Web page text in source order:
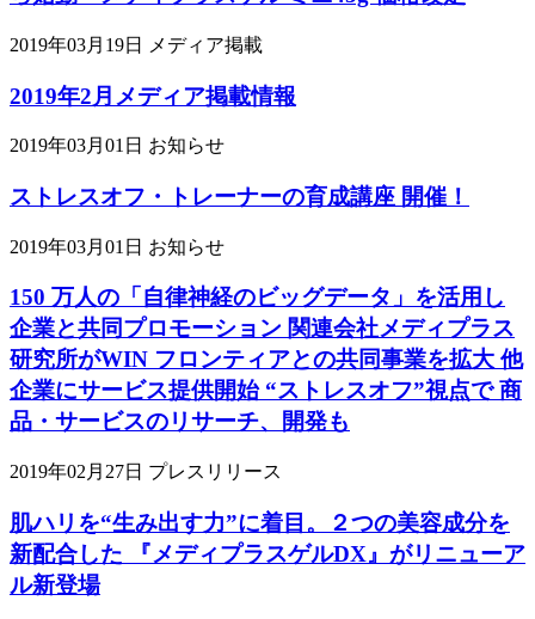
2019年03月19日 メディア掲載
2019年2月メディア掲載情報
2019年03月01日 お知らせ
ストレスオフ・トレーナーの育成講座 開催！
2019年03月01日 お知らせ
150 万人の「自律神経のビッグデータ」を活用し
企業と共同プロモーション 関連会社メディプラス
研究所がWIN フロンティアとの共同事業を拡大 他
企業にサービス提供開始 “ストレスオフ”視点で 商
品・サービスのリサーチ、開発も
2019年02月27日 プレスリリース
肌ハリを“生み出す力”に着目。２つの美容成分を
新配合した 『メディプラスゲルDX』がリニューア
ル新登場